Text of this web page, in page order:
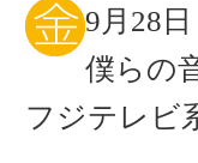
9月28日
僕らの
フジテレビ